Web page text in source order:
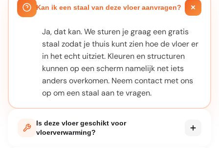
Kan ik een staal van deze vloer aanvragen?
Ja, dat kan. We sturen je graag een gratis
staal zodat je thuis kunt zien hoe de vloer er
in het echt uitziet. Kleuren en structuren
kunnen op een scherm namelijk net iets
anders overkomen. Neem contact met ons
op om een staal aan te vragen.
Is deze vloer geschikt voor
vloerverwarming?